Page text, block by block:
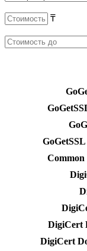
₸
DigiCert
DigiCert